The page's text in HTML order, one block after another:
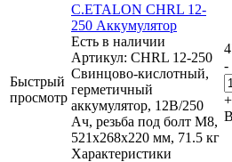
Быстрый
просмотр
C.ETALON CHRL 12-
250 Аккумулятор
Есть в наличии
Артикул: CHRL 12-250
Свинцово-кислотный,
герметичный
аккумулятор, 12В/250
Ач, резьба под болт М8,
521х268х220 мм, 71.5 кг
Характеристики
-
+